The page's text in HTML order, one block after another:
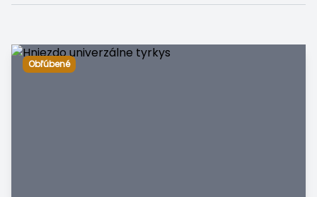
Obľúbené